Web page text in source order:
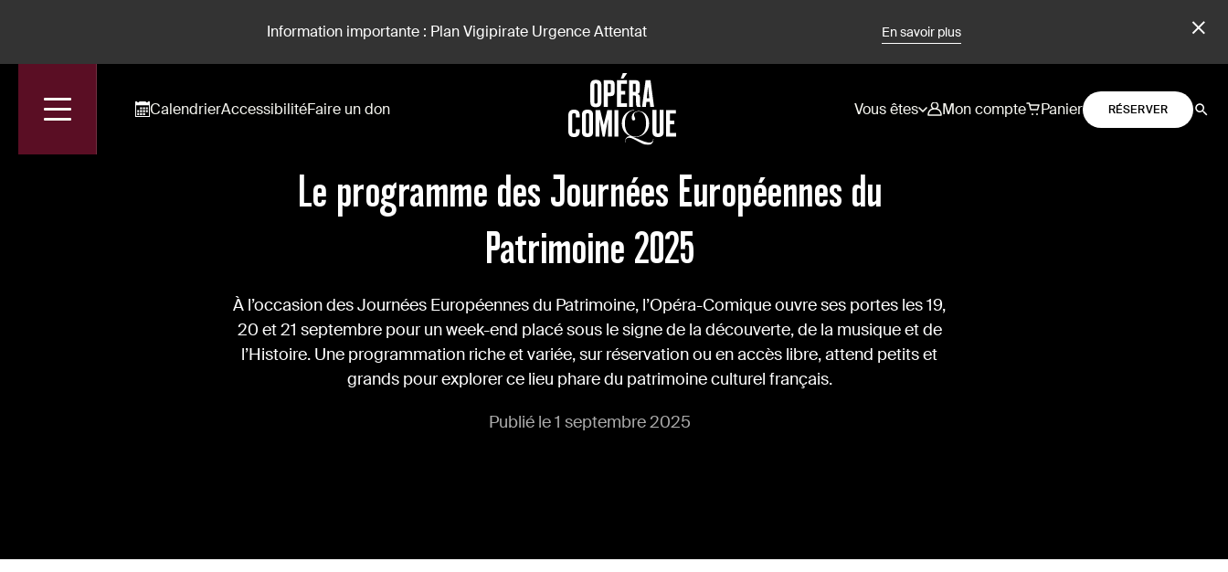
Information importante : Plan Vigipirate Urgence Attentat En savoir plus
CalendrierAccessibilitéFaire un don Vous êtes Mon compte Panier
RÉSERVER
Le programme des Journées Européennes du
Patrimoine 2025
À l’occasion des Journées Européennes du Patrimoine, l’Opéra-Comique ouvre ses portes les 19,
20 et 21 septembre pour un week-end placé sous le signe de la découverte, de la musique et de
l’Histoire. Une programmation riche et variée, sur réservation ou en accès libre, attend petits et
grands pour explorer ce lieu phare du patrimoine culturel français.
Publié le 1 septembre 2025